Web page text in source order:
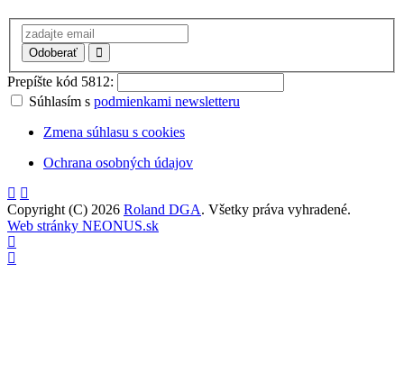
Odoberať
Prepíšte kód 5812:
Súhlasím s podmienkami newsletteru
Zmena súhlasu s cookies
Ochrana osobných údajov
Copyright (C) 2026 Roland DGA. Všetky práva vyhradené.
Web stránky NEONUS.sk